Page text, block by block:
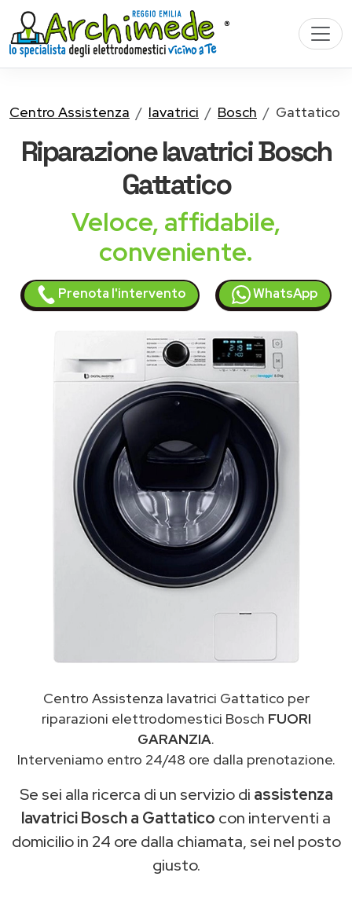
Centro Assistenza lavatrici Bosch Gattatico
Riparazionelavatrici Bosch
Gattatico
Veloce, affidabile,
conveniente.
Prenota l'intervento WhatsApp
Centro Assistenza lavatrici Gattatico per
riparazioni elettrodomestici Bosch FUORI
GARANZIA.
Interveniamo entro 24/48 ore dalla prenotazione.
Se sei alla ricerca di un servizio di assistenza
lavatrici Bosch a Gattatico con interventi a
domicilio in 24 ore dalla chiamata, sei nel posto
giusto.